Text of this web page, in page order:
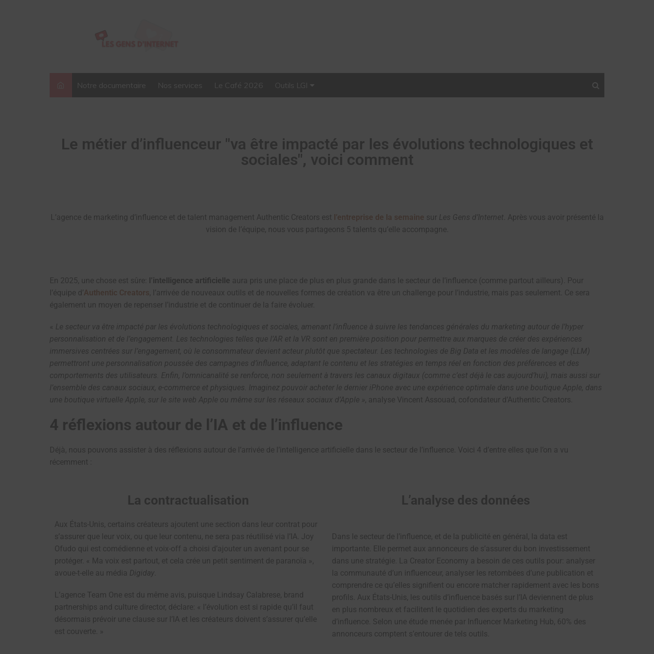
Notre documentaire Nos services Le Café 2026 Outils LGI
Le métier d’influenceur "va être impacté par les évolutions technologiques et
sociales", voici comment
L’agence de marketing d’influence et de talent management Authentic Creators est l’entreprise de la semaine sur Les Gens d’Internet. Après vous avoir présenté la
vision de l’équipe, nous vous partageons 5 talents qu’elle accompagne.
En 2025, une chose est sûre: l’intelligence artificielle aura pris une place de plus en plus grande dans le secteur de l’influence (comme partout ailleurs). Pour
l’équipe d’Authentic Creators, l’arrivée de nouveaux outils et de nouvelles formes de création va être un challenge pour l’industrie, mais pas seulement. Ce sera
également un moyen de repenser l’industrie et de continuer de la faire évoluer.
« Le secteur va être impacté par les évolutions technologiques et sociales, amenant l’influence à suivre les tendances générales du marketing autour de l’hyper
personnalisation et de l’engagement. Les technologies telles que l’AR et la VR sont en première position pour permettre aux marques de créer des expériences
immersives centrées sur l’engagement, où le consommateur devient acteur plutôt que spectateur. Les technologies de Big Data et les modèles de langage (LLM)
permettront une personnalisation poussée des campagnes d’influence, adaptant le contenu et les stratégies en temps réel en fonction des préférences et des
comportements des utilisateurs. Enfin, l’omnicanalité se renforce, non seulement à travers les canaux digitaux (comme c’est déjà le cas aujourd’hui), mais aussi sur
l’ensemble des canaux sociaux, e-commerce et physiques. Imaginez pouvoir acheter le dernier iPhone avec une expérience optimale dans une boutique Apple, dans
une boutique virtuelle Apple, sur le site web Apple ou même sur les réseaux sociaux d’Apple », analyse Vincent Assouad, cofondateur d’Authentic Creators.
4 réflexions autour de l’IA et de l’influence
Déjà, nous pouvons assister à des réflexions autour de l’arrivée de l’intelligence artificielle dans le secteur de l’influence. Voici 4 d’entre elles que l’on a vu
récemment :
La contractualisation
Aux États-Unis, certains créateurs ajoutent une section dans leur contrat pour
s’assurer que leur voix, ou que leur contenu, ne sera pas réutilisé via l’IA. Joy
Ofudo qui est comédienne et voix-off a choisi d’ajouter un avenant pour se
protéger. « Ma voix est partout, et cela crée un petit sentiment de paranoïa »,
avoue-t-elle au média Digiday
L’agence Team One est du même avis, puisque Lindsay Calabrese, brand
partnerships and culture director, déclare: « l’évolution est si rapide qu’il faut
désormais prévoir une clause sur l’IA et les créateurs doivent s’assurer qu’elle
est couverte. »
L’analyse des données
Dans le secteur de l’influence, et de la publicité en général, la data est
importante. Elle permet aux annonceurs de s’assurer du bon investissement
dans une stratégie. La Creator Economy a besoin de ces outils pour: analyser
la communauté d’un influenceur, analyser les retombées d’une publication et
comprendre ce qu’elles signifient ou encore matcher rapidement avec les bons
profils. Aux États-Unis, les outils d’influence basés sur l’IA deviennent de plus
en plus nombreux et facilitent le quotidien des experts du marketing
d’influence. Selon une étude menée par Influencer Marketing Hub, 60% des
annonceurs comptent s’entourer de tels outils.